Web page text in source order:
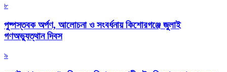
৮
পুষ্পস্তবক অর্পণ, আলোচনা ও সংবর্ধনায় কিশোরগঞ্জে জুলাই
গণঅভ্যুত্থান দিবস
৯